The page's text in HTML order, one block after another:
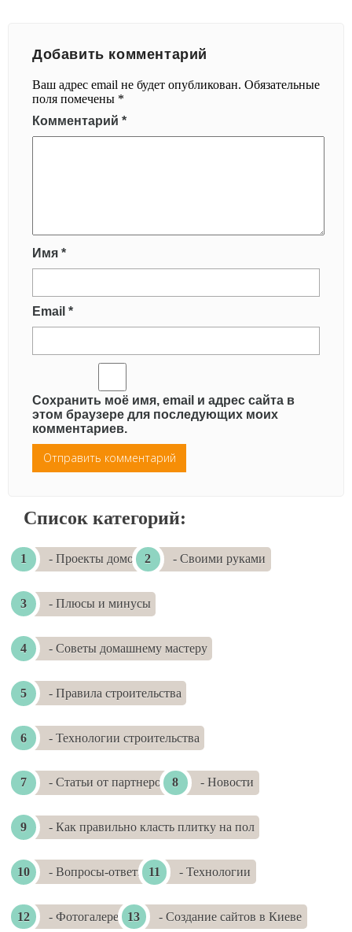
Добавить комментарий
Ваш адрес email не будет опубликован. Обязательные
поля помечены *
Комментарий *
Имя *
Email *
Сохранить моё имя, email и адрес сайта в
этом браузере для последующих моих
комментариев.
Список категорий:
- Проекты домов - Своими руками
- Плюсы и минусы
- Советы домашнему мастеру
- Правила строительства
- Технологии строительства
- Статьи от партнеров - Новости
- Как правильно класть плитку на пол
- Вопросы-ответы - Технологии
- Фотогалереи - Создание сайтов в Киеве